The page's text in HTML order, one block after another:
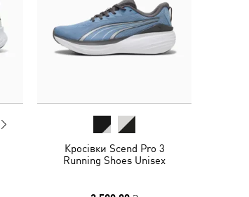
Кросівки Scend Pro 3
Running Shoes Unisex